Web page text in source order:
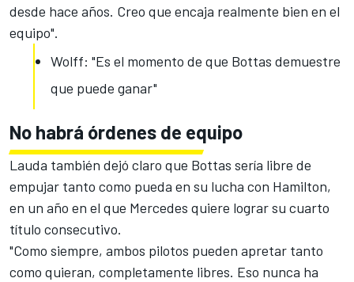
desde hace años. Creo que encaja realmente bien en el
equipo".
Wolff: "Es el momento de que Bottas demuestre
que puede ganar"
No habrá órdenes de equipo
Lauda también dejó claro que Bottas sería libre de
empujar tanto como pueda en su lucha con Hamilton,
en un año en el que Mercedes quiere lograr su cuarto
título consecutivo.
"Como siempre, ambos pilotos pueden apretar tanto
como quieran, completamente libres. Eso nunca ha